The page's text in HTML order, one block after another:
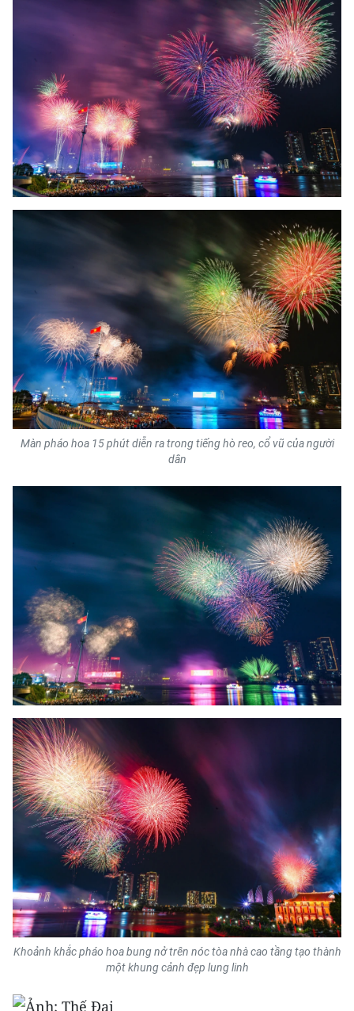
FRANÇAIS
РУССКИЙ
ESPAÑOL
한국어
Màn pháo hoa 15 phút diễn ra trong tiếng hò reo, cổ vũ của người
dân
Khoảnh khắc pháo hoa bung nở trên nóc tòa nhà cao tầng tạo thành
một khung cảnh đẹp lung linh